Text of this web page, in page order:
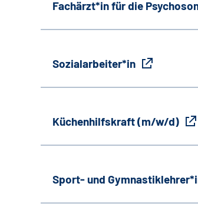
Fachärzt*in für die
Sozialarbeiter*in
Küchenhilfskraft (m/w/d)
Sport- und